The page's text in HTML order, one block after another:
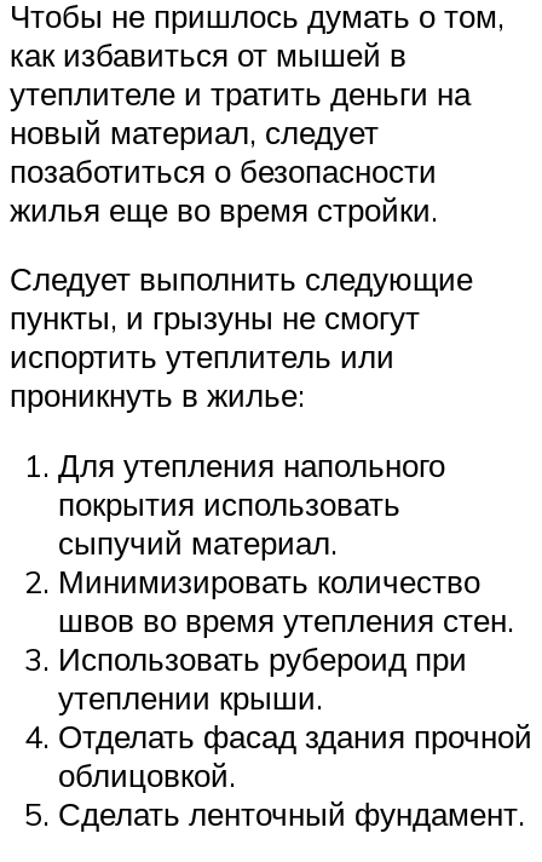
Чтобы не пришлось думать о том,
как избавиться от мышей в
утеплителе и тратить деньги на
новый материал, следует
позаботиться о безопасности
жилья еще во время стройки.
Следует выполнить следующие
пункты, и грызуны не смогут
испортить утеплитель или
проникнуть в жилье:
Для утепления напольного
покрытия использовать
сыпучий материал.
Минимизировать количество
швов во время утепления стен.
Использовать рубероид при
утеплении крыши.
Отделать фасад здания прочной
облицовкой.
Сделать ленточный фундамент.